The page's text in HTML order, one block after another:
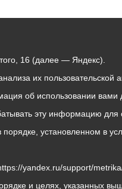
16 (далее — Яндекс).
их пользовательской
об использовании вами
эту информацию для
установленном в
yandex.ru/support/
и целях, указанных